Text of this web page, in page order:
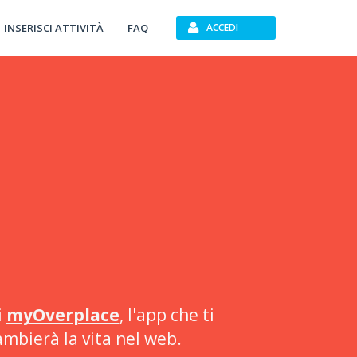
INSERISCI ATTIVITÀ FAQ ACCEDI
myOverplace, l'app che ti
la vita nel web.